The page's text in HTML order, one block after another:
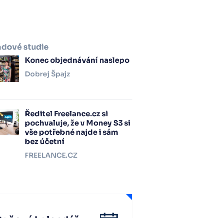
studie
Konec objednávání naslepo
Dobrej Špajz
Ředitel Freelance.cz si
pochvaluje, že v Money S3 si
vše potřebné najde i sám
bez účetní
FREELANCE.CZ